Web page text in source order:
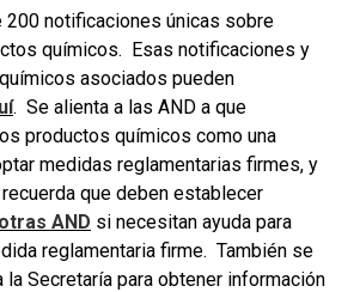
200 notificaciones únicas sobre
químicos. Esas notificaciones y
asociados pueden
. Se alienta a las AND a que
productos químicos como una
medidas reglamentarias firmes, y
que deben establecer
AND si necesitan ayuda para
reglamentaria firme. También se
la Secretaría para obtener información